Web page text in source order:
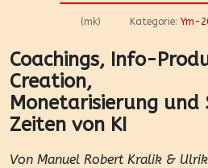
(mk) Kategorie: Ym-
Coachings, Info-
Creation,
Monetarisierung und
Zeiten von KI
Von Manuel Robert Kralik &